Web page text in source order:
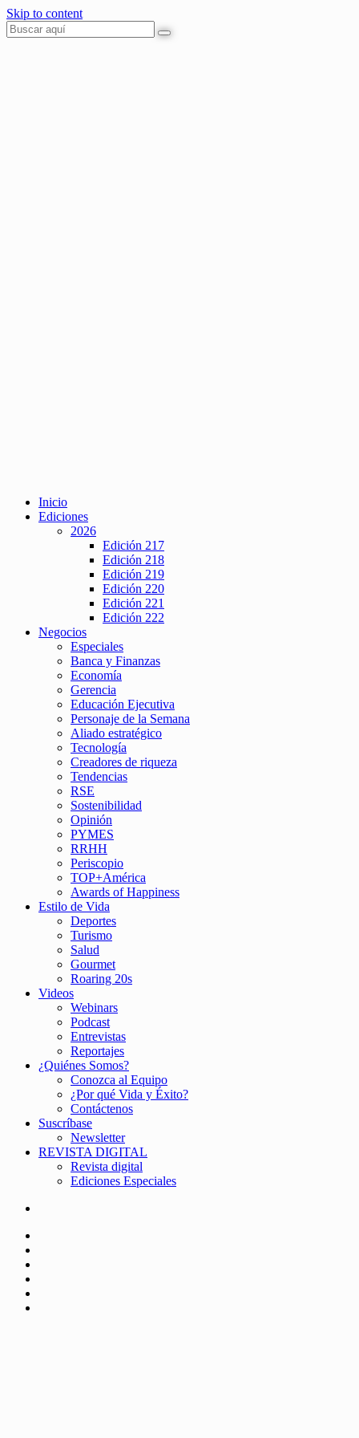
Skip to content
Inicio
Ediciones
2026
Edición 217
Edición 218
Edición 219
Edición 220
Edición 221
Edición 222
Negocios
Especiales
Banca y Finanzas
Economía
Gerencia
Educación Ejecutiva
Personaje de la Semana
Aliado estratégico
Tecnología
Creadores de riqueza
Tendencias
RSE
Sostenibilidad
Opinión
PYMES
RRHH
Periscopio
TOP+América
Awards of Happiness
Estilo de Vida
Deportes
Turismo
Salud
Gourmet
Roaring 20s
Videos
Webinars
Podcast
Entrevistas
Reportajes
¿Quiénes Somos?
Conozca al Equipo
¿Por qué Vida y Éxito?
Contáctenos
Suscríbase
Newsletter
REVISTA DIGITAL
Revista digital
Ediciones Especiales